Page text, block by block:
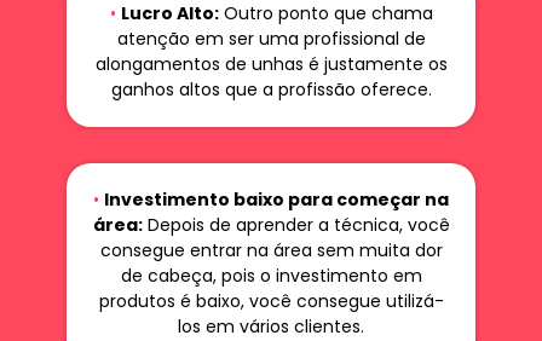
• Lucro Alto:Outro ponto que chama
atenção em ser uma profissional de
alongamentos de unhas é justamente os
ganhos altos que a profissão oferece.
• Investimento baixo para começar na
área:Depois de aprender a técnica, você
consegue entrar na área sem muita dor
de cabeça, pois o investimento em
produtos é baixo, você consegue utilizá-
los em vários clientes.